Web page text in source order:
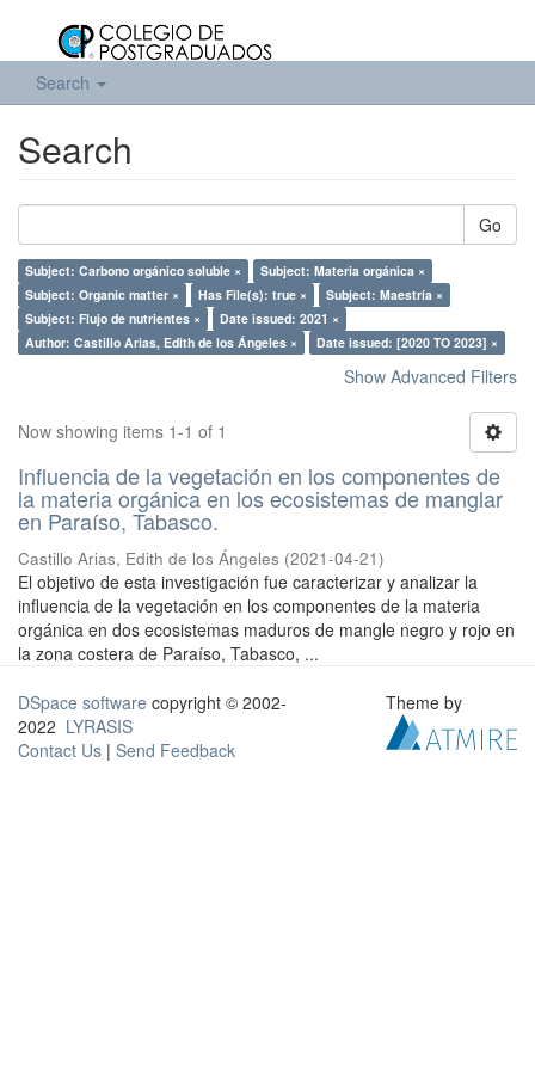
Search
Search
Go
Subject: Carbono orgánico soluble ×
Subject: Materia orgánica ×
Subject: Organic matter ×
Has File(s): true ×
Subject: Maestría ×
Subject: Flujo de nutrientes ×
Date issued: 2021 ×
Author: Castillo Arias, Edith de los Ángeles ×
Date issued: [2020 TO 2023] ×
Show Advanced Filters
Now showing items 1-1 of 1
Influencia de la vegetación en los componentes de
la materia orgánica en los ecosistemas de manglar
en Paraíso, Tabasco.
Castillo Arias, Edith de los Ángeles (2021-04-21)
El objetivo de esta investigación fue caracterizar y analizar la
influencia de la vegetación en los componentes de la materia
orgánica en dos ecosistemas maduros de mangle negro y rojo en
la zona costera de Paraíso, Tabasco, ...
DSpace software copyright © 2002-
2022 LYRASIS
Contact Us | Send Feedback
Theme by